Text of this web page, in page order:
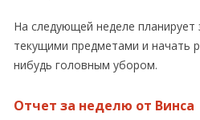
На следующей неделе
текущими предметами и начать
нибудь головным убором.
Отчет за неделю от Винса